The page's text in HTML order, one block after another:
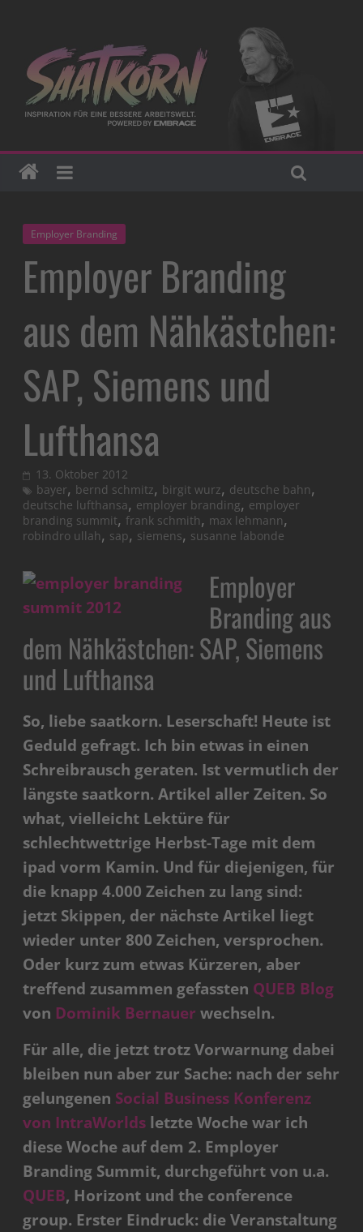
Employer Branding
Employer Branding
aus dem Nähkästchen:
SAP, Siemens und
Lufthansa
13. Oktober 2012
bayer, bernd schmitz, birgit wurz, deutsche bahn,
deutsche lufthansa, employer branding, employer
branding summit, frank schmith, max lehmann,
robindro ullah, sap, siemens, susanne labonde
Employer
Branding aus
dem Nähkästchen: SAP, Siemens
und Lufthansa
So, liebe saatkorn. Leserschaft! Heute ist
Geduld gefragt. Ich bin etwas in einen
Schreibrausch geraten. Ist vermutlich der
längste saatkorn. Artikel aller Zeiten. So
what, vielleicht Lektüre für
schlechtwettrige Herbst-Tage mit dem
ipad vorm Kamin. Und für diejenigen, für
die knapp 4.000 Zeichen zu lang sind:
jetzt Skippen, der nächste Artikel liegt
wieder unter 800 Zeichen, versprochen.
Oder kurz zum etwas Kürzeren, aber
treffend zusammen gefassten QUEB Blog
von Dominik Bernauerwechseln.
Für alle, die jetzt trotz Vorwarnung dabei
bleiben nun aber zur Sache: nach der sehr
gelungenen Social Business Konferenz
von IntraWorlds letzte Woche war ich
diese Woche auf dem 2. Employer
Branding Summit, durchgeführt von u.a.
QUEB, Horizont und the conference
group. Erster Eindruck: die Veranstaltung